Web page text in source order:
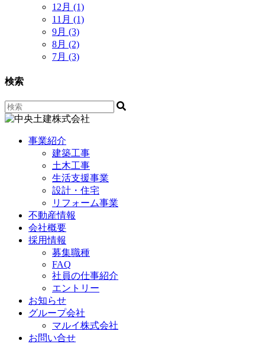
12月 (1)
11月 (1)
9月 (3)
8月 (2)
7月 (3)
検索
事業紹介
建築工事
土木工事
生活支援事業
設計・住宅
リフォーム事業
不動産情報
会社概要
採用情報
募集職種
FAQ
社員の仕事紹介
エントリー
お知らせ
グループ会社
マルイ株式会社
お問い合せ